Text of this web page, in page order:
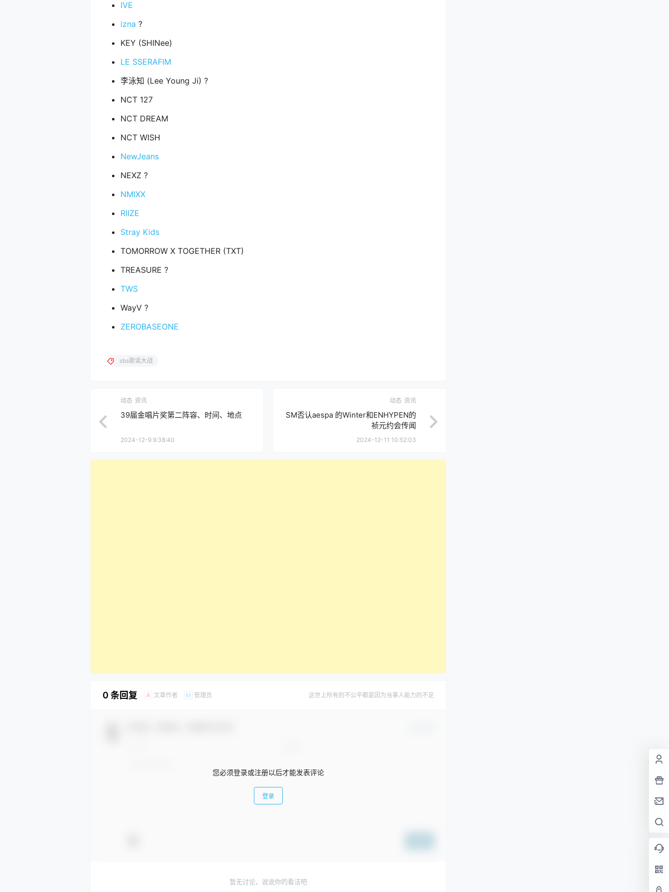
IVE
izna ?
KEY (SHINee)
LE SSERAFIM
李泳知 (Lee Young Ji) ?
NCT 127
NCT DREAM
NCT WISH
NewJeans
NEXZ ?
NMIXX
RIIZE
Stray Kids
TOMORROW X TOGETHER (TXT)
TREASURE ?
TWS
WayV ?
ZEROBASEONE
sbs歌谣大战
动态 资讯
39届金唱片奖第二阵容、时间、地点
2024-12-9 9:38:40
动态 资讯
SM否认aespa 的Winter和ENHYPEN的
祯元约会传闻
2024-12-11 10:52:03
0 条回复 A 文章作者 M 管理员 这世上所有的不公平都是因为当事人能力的不足
您必须登录或注册以后才能发表评论
登录
暂无讨论，说说你的看法吧